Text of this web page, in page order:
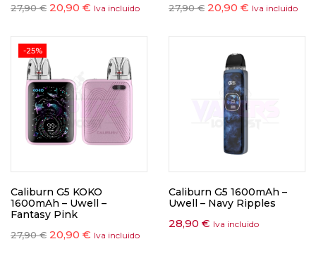
27,90€ 20,90 € Iva incluido 27,90€ 20,90 € Iva incluido
-25%
Caliburn G5 KOKO
1600mAh – Uwell –
Fantasy Pink
27,90€ 20,90 € Iva incluido
Caliburn G5 1600mAh –
Uwell – Navy Ripples
28,90 € Iva incluido